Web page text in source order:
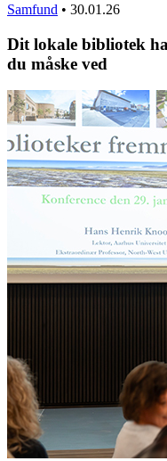
Samfund • 30.01.26
Dit lokale bibliotek
du måske ved